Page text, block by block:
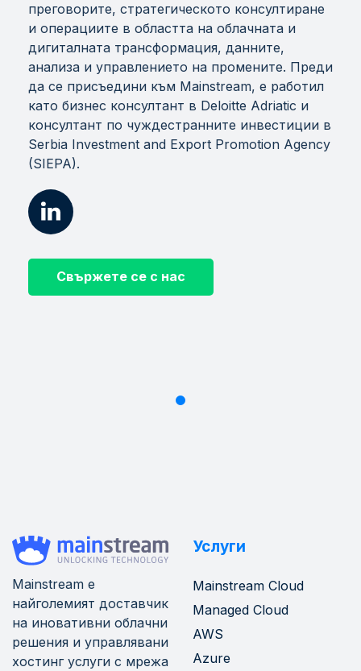
преговорите, стратегическото консултиране
и операциите в областта на облачната и
дигиталната трансформация, данните,
анализа и управлението на промените. Преди
да се присъедини към Mainstream, е работил
като бизнес консултант в Deloitte Adriatic и
консултант по чуждестранните инвестиции в
Serbia Investment and Export Promotion Agency
(SIEPA).
Свържете се с нас
Mainstream е
найголемият доставчик
на иновативни облачни
решения и управлявани
хостинг услуги с мрежа
Услуги
Mainstream Cloud
Managed Cloud
AWS
Azure